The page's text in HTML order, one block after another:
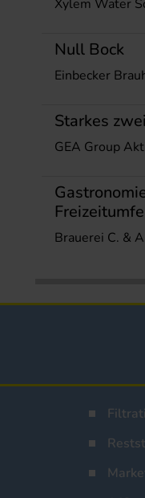
Xylem Water
Null Bock
Einbecker
Starkes
GEA Group
Brauerei C. &